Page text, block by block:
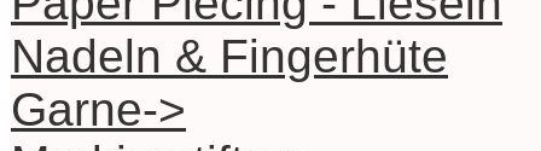
Nadeln & Fingerhüte
Garne->